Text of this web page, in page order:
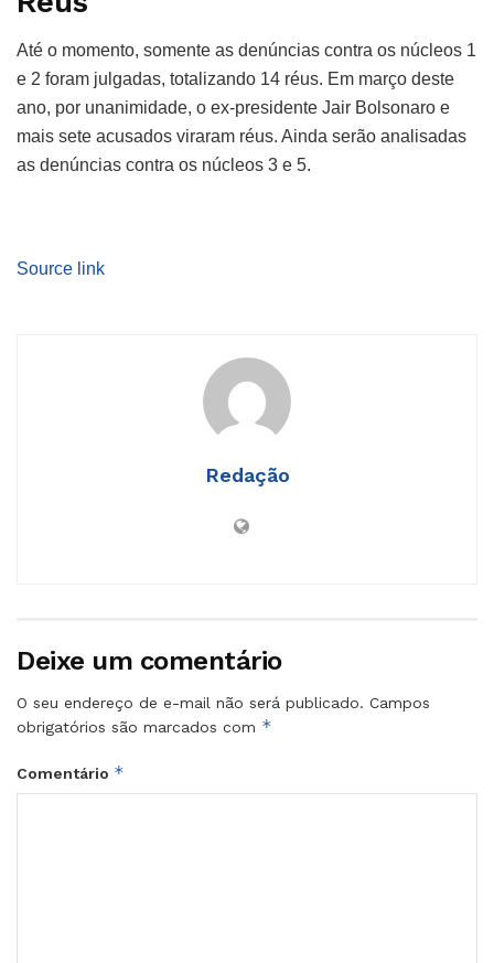
Até o momento, somente as denúncias contra os núcleos 1
e 2 foram julgadas, totalizando 14 réus. Em março deste
ano, por unanimidade, o ex-presidente Jair Bolsonaro e
mais sete acusados viraram réus. Ainda serão analisadas
as denúncias contra os núcleos 3 e 5.
Source link
Redação
Deixe um comentário
O seu endereço de e-mail não será publicado. Campos
obrigatórios são marcados com *
Comentário *